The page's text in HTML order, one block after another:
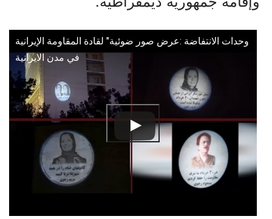
وحدات الانتفاضة :عرض صور ضوئية" لقادة المقاومة الإيرانية
في مدن الایرانیة